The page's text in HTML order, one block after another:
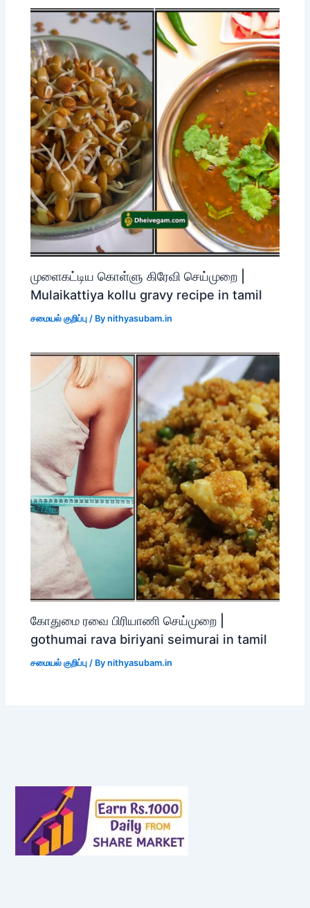
முளைகட்டிய கொள்ளு கிரேவி செய்முறை |
Mulaikattiya kollu gravy recipe in tamil
சமையல் குறிப்பு / Bynithyasubam.in
கோதுமை ரவை பிரியாணி செய்முறை |
gothumai rava biriyani seimurai in tamil
சமையல் குறிப்பு / Bynithyasubam.in